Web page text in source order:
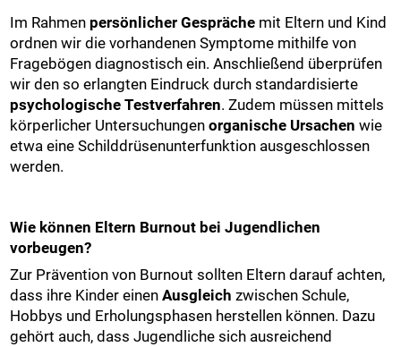
Im Rahmen persönlicher Gespräche mit Eltern und Kind
ordnen wir die vorhandenen Symptome mithilfe von
Fragebögen diagnostisch ein. Anschließend überprüfen
wir den so erlangten Eindruck durch standardisierte
psychologische Testverfahren. Zudem müssen mittels
körperlicher Untersuchungenorganische Ursachen wie
etwa eine Schilddrüsenunterfunktion ausgeschlossen
werden.
Wie können Eltern Burnout bei Jugendlichen
vorbeugen?
Zur Prävention von Burnout sollten Eltern darauf achten,
dass ihre Kinder einenAusgleichzwischen Schule,
Hobbys und Erholungsphasen herstellen können. Dazu
gehört auch, dass Jugendliche sich ausreichend